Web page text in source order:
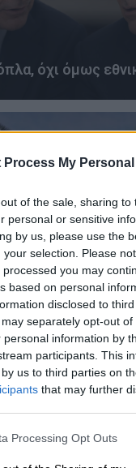
Process My
of the sale, sharing to
personal or sensitive
by us, please use the
selection. Please
you may
based on personal
disclosed to
separately opt-out
personal information by
participants. This
us to third parties on
that may further
Processing Opt Outs
όχι όμως
μια αγελάδα, μια
πείραμα που